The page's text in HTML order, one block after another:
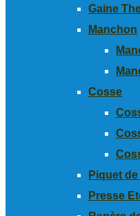
Gaine
Manchon
Cosse
Piquet
Presse